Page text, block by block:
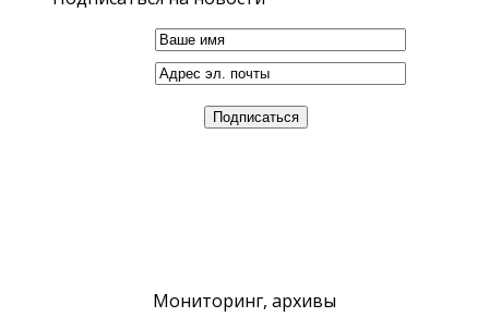
Мониторинг, архивы